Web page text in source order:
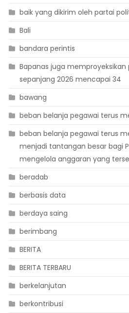
baik yang dikirim oleh partai
Bali
bandara perintis
Bapanas juga memproyeksikan
sepanjang 2026 mencapai 34
bawang
beban belanja pegawai terus
beban belanja pegawai terus
menjadi tantangan besar bagi
mengelola anggaran yang
beradab
berbasis data
berdaya saing
berimbang
BERITA
BERITA TERBARU
berkelanjutan
berkontribusi